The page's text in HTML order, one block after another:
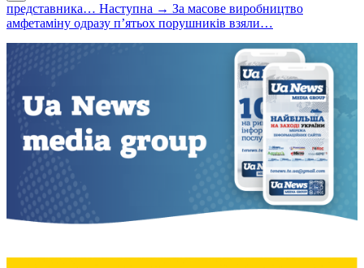
представника… Наступна → За масове виробництво
амфетаміну одразу п’ятьох порушників взяли…